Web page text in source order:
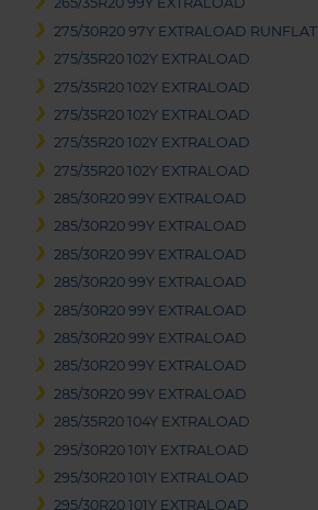
275/30R20 97Y EXTRALOAD RUNFLAT
275/35R20 102Y EXTRALOAD
275/35R20 102Y EXTRALOAD
275/35R20 102Y EXTRALOAD
275/35R20 102Y EXTRALOAD
275/35R20 102Y EXTRALOAD
285/30R20 99Y EXTRALOAD
285/30R20 99Y EXTRALOAD
285/30R20 99Y EXTRALOAD
285/30R20 99Y EXTRALOAD
285/30R20 99Y EXTRALOAD
285/30R20 99Y EXTRALOAD
285/30R20 99Y EXTRALOAD
285/30R20 99Y EXTRALOAD
285/35R20 104Y EXTRALOAD
295/30R20 101Y EXTRALOAD
295/30R20 101Y EXTRALOAD
295/30R20 101Y EXTRALOAD